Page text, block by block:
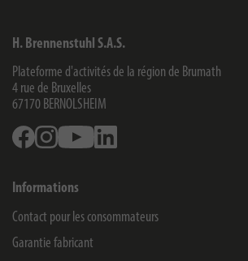
H. Brennenstuhl S.A.S.
Plateforme d'activités de la région de Brumath
4 rue de Bruxelles
67170 BERNOLSHEIM
FacebookInstagramYoutube
Informations
Contact pour les consommateurs
Garantie fabricant